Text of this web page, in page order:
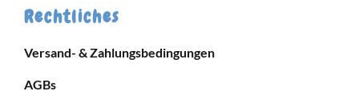
Rechtliches
Versand- & Zahlungsbedingungen
AGBs